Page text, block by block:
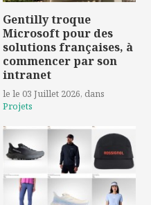
Gentilly troque
Microsoft pour des
solutions françaises, à
commencer par son
intranet
le le 03 Juillet 2026, dans
Projets